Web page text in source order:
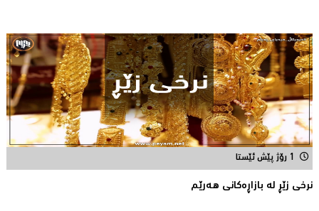
1 رۆژ پێش ئێستا
نرخى زێڕ له‌ بازاڕه‌كانی هه‌رێم